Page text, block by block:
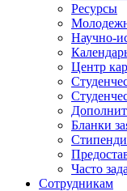
Ресурсы
Научно-
Центр
Бланки
Часто
Сотрудникам